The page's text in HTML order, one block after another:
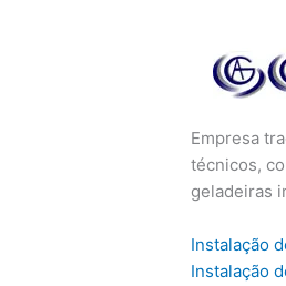
Empresa
técnicos,
geladeiras
Instalação
Instalação